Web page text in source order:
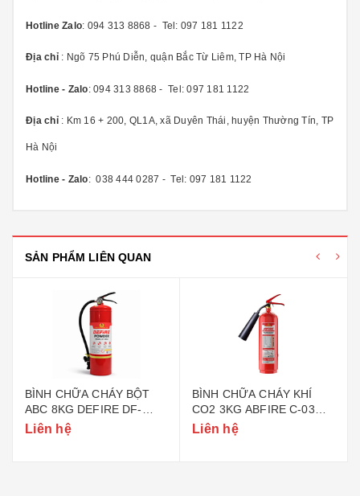
Hotline Zalo: 094 313 8868 - Tel: 097 181 1122
Địa chỉ : Ngõ 75 Phú Diễn, quận Bắc Từ Liêm, TP Hà Nội
Hotline - Zalo: 094 313 8868 - Tel: 097 181 1122
Địa chỉ : Km 16 + 200, QL1A, xã Duyên Thái, huyện Thường Tín, TP
Hà Nội
Hotline - Zalo: 038 444 0287 - Tel: 097 181 1122
SẢN PHẨM LIÊN QUAN
BÌNH CHỮA CHÁY BỘT
ABC 8KG DEFIRE DF-
ABC8 (BỘ CÔNG AN)
Liên hệ
BÌNH CHỮA CHÁY KHÍ
CO2 3KG ABFIRE C-03
(TEM BỘ CÔNG AN)
Liên hệ